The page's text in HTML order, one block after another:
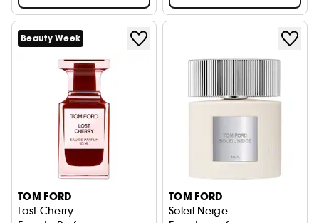
Beauty Week
TOM FORD
Lost Cherry
TOM FORD
Soleil Neige